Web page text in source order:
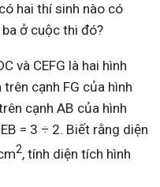
hai thí sinh nào có
ở cuộc thi đó?
và CEFG là hai hình
cạnh FG của hình
cạnh AB của hình
= 3 ÷ 2. Biết rằng diện
2, tính diện tích hình